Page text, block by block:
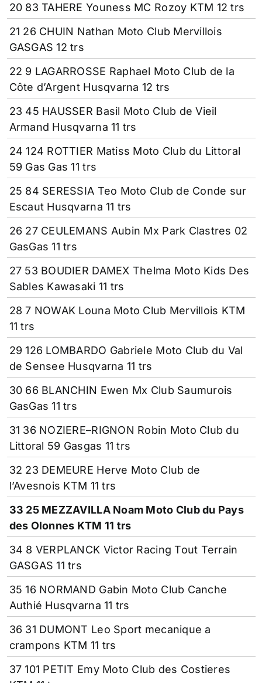
20 83 TAHERE Youness MC Rozoy KTM 12 trs
21 26 CHUIN Nathan Moto Club Mervillois
GASGAS 12 trs
22 9 LAGARROSSE Raphael Moto Club de la
Côte d’Argent Husqvarna 12 trs
23 45 HAUSSER Basil Moto Club de Vieil
Armand Husqvarna 11 trs
24 124 ROTTIER Matiss Moto Club du Littoral
59 Gas Gas 11 trs
25 84 SERESSIA Teo Moto Club de Conde sur
Escaut Husqvarna 11 trs
26 27 CEULEMANS Aubin Mx Park Clastres 02
GasGas 11 trs
27 53 BOUDIER DAMEX Thelma Moto Kids Des
Sables Kawasaki 11 trs
28 7 NOWAK Louna Moto Club Mervillois KTM
11 trs
29 126 LOMBARDO Gabriele Moto Club du Val
de Sensee Husqvarna 11 trs
30 66 BLANCHIN Ewen Mx Club Saumurois
GasGas 11 trs
31 36 NOZIERE–RIGNON Robin Moto Club du
Littoral 59 Gasgas 11 trs
32 23 DEMEURE Herve Moto Club de
l’Avesnois KTM 11 trs
33 25 MEZZAVILLA Noam Moto Club du Pays
des Olonnes KTM 11 trs
34 8 VERPLANCK Victor Racing Tout Terrain
GASGAS 11 trs
35 16 NORMAND Gabin Moto Club Canche
Authié Husqvarna 11 trs
36 31 DUMONT Leo Sport mecanique a
crampons KTM 11 trs
37 101 PETIT Emy Moto Club des Costieres